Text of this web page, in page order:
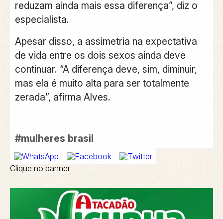
reduzam ainda mais essa diferença”, diz o
especialista.
Apesar disso, a assimetria na expectativa
de vida entre os dois sexos ainda deve
continuar. “A diferença deve, sim, diminuir,
mas ela é muito alta para ser totalmente
zerada”, afirma Alves.
#mulheres brasil
Clique no banner